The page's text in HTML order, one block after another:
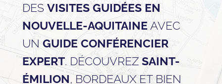
DES VISITES GUIDÉES EN
NOUVELLE-AQUITAINEAVEC
UNGUIDE CONFÉRENCIER
EXPERT. DÉCOUVREZ SAINT-
ÉMILION, BORDEAUX ET BIEN